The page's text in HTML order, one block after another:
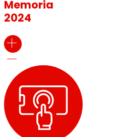
Memoria
2024